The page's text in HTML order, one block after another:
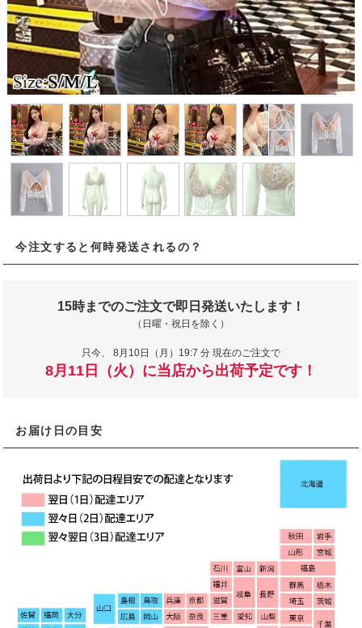
今注文すると何時発送されるの？
15時までのご注文で即日発送いたします！
（日曜・祝日を除く）
只今、 8月10日（月）19:7 分 現在のご注文で
8月11日（火）に当店から出荷予定です！
お届け日の目安